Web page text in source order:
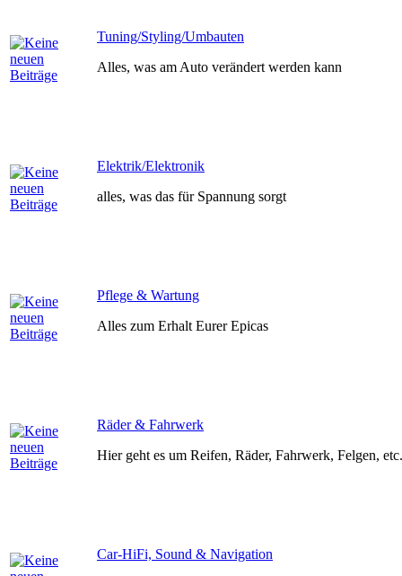
Tuning/Styling/Umbauten
Alles, was am Auto verändert werden kann
Elektrik/Elektronik
alles, was das für Spannung sorgt
Pflege & Wartung
Alles zum Erhalt Eurer Epicas
Räder & Fahrwerk
Hier geht es um Reifen, Räder, Fahrwerk, Felgen, etc.
Car-HiFi, Sound & Navigation